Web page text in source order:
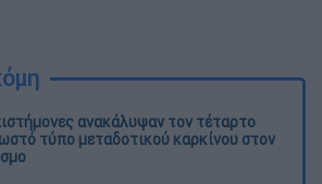
ανακάλυψαν τον τέταρτο
τύπο μεταδοτικού καρκίνου στον